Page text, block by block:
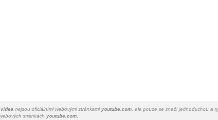
nejsou oficiálními webovými stránkamiyoutube.com , ale pouze se snaží jednoduchou a
stránkách youtube.com.